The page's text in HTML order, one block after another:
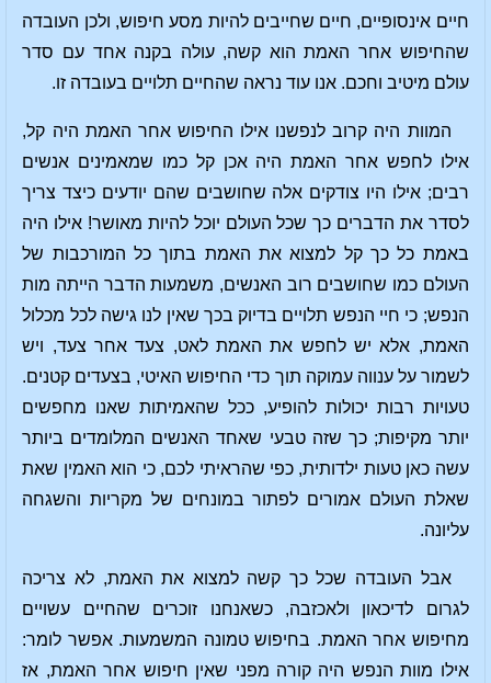
חיים אינסופיים, חיים שחייבים להיות מסע חיפוש, ולכן העובדה
שהחיפוש אחר האמת הוא קשה, עולה בקנה אחד עם סדר
עולם מיטיב וחכם. אנו עוד נראה שהחיים תלויים בעובדה זו.
המוות היה קרוב לנפשנו אילו החיפוש אחר האמת היה קל,
אילו לחפש אחר האמת היה אכן קל כמו שמאמינים אנשים
רבים; אילו היו צודקים אלה שחושבים שהם יודעים כיצד צריך
לסדר את הדברים כך שכל העולם יוכל להיות מאושר! אילו היה
באמת כל כך קל למצוא את האמת בתוך כל המורכבות של
העולם כמו שחושבים רוב האנשים, משמעות הדבר הייתה מות
הנפש; כי חיי הנפש תלויים בדיוק בכך שאין לנו גישה לכל מכלול
האמת, אלא יש לחפש את האמת לאט, צעד אחר צעד, ויש
לשמור על ענווה עמוקה תוך כדי החיפוש האיטי, בצעדים קטנים.
טעויות רבות יכולות להופיע, ככל שהאמיתות שאנו מחפשים
יותר מקיפות; כך שזה טבעי שאחד האנשים המלומדים ביותר
עשה כאן טעות ילדותית, כפי שהראיתי לכם, כי הוא האמין שאת
שאלת העולם אמורים לפתור במונחים של מקריות והשגחה
עליונה.
אבל העובדה שכל כך קשה למצוא את האמת, לא צריכה
לגרום לדיכאון ולאכזבה, כשאנחנו זוכרים שהחיים עשויים
מחיפוש אחר האמת. בחיפוש טמונה המשמעות. אפשר לומר:
אילו מוות הנפש היה קורה מפני שאין חיפוש אחר האמת, אז